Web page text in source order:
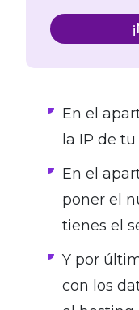
En el
la IP de tu
En el
poner el
tienes el
Y por
con los